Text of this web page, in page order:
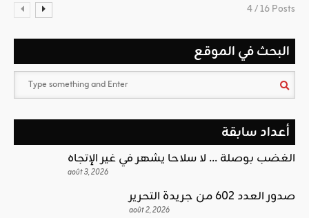
4 / 16 Posts
البحث في الموقع
أعداد سابقة
الغضب بوصلة … لا سلاحا يشهر في غير الإتجاه
août 3, 2026
صدور العدد 602 من جريدة التحرير
août 2, 2026